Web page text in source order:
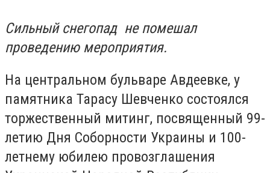
Сильный снегопад не помешал
проведению мероприятия.
На центральном бульваре Авдеевке, у
памятника Тарасу Шевченко состоялся
торжественный митинг, посвященный 99-
летию Дня Соборности Украины и 100-
летнему юбилею провозглашения